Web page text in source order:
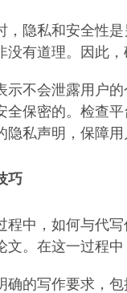
，隐私和安全性
没有道理。因此
示不会泄露用户
全保密的。检查
隐私声明，保障
巧
程中，如何与代
文。在这一过程
确的写作要求，